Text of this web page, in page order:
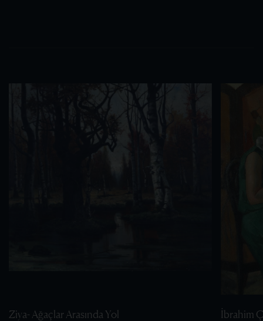
Ziya- Ağaçlar Arasında Yol İbrahim